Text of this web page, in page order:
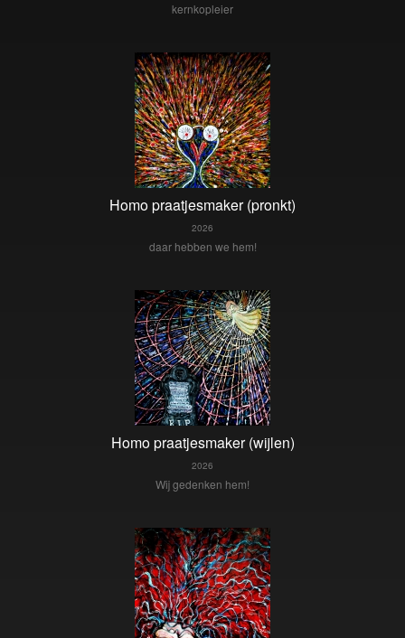
kernkopleier
Homo praatjesmaker (pronkt)
2026
daar hebben we hem!
Homo praatjesmaker (wijlen)
2026
Wij gedenken hem!